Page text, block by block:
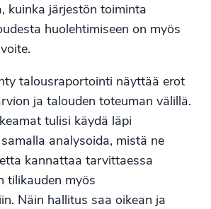
kuinka järjestön toiminta
huolehtimiseen on myös
.
talousraportointi näyttää erot
ja talouden toteuman välillä.
tulisi käydä läpi
analysoida, mistä ne
kannattaa tarvittaessa
tilikauden myös
Näin hallitus saa oikean ja